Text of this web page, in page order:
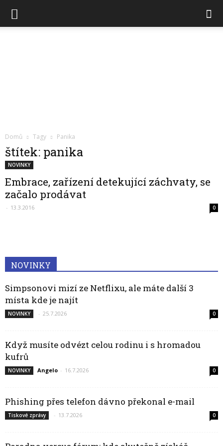
Domů Tagy Panika
štítek: panika
NOVINKY
Embrace, zařízení detekující záchvaty, se
začalo prodávat
- 13.3.2016 0
NOVINKY
Simpsonovi mizí ze Netflixu, ale máte další 3
místa kde je najít
NOVINKY - 25.7.2026 0
Když musíte odvézt celou rodinu i s hromadou
kufrů
NOVINKY Angelo - 16.7.2026 0
Phishing přes telefon dávno překonal e-mail
Tiskové zprávy - 13.7.2026 0